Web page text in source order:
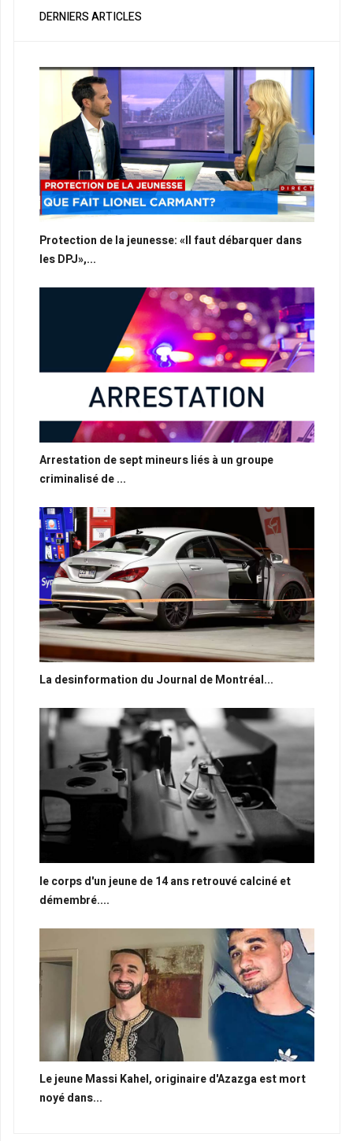
DERNIERS ARTICLES
Protection de la jeunesse: «Il faut débarquer dans
les DPJ»,...
Arrestation de sept mineurs liés à un groupe
criminalisé de ...
La desinformation du Journal de Montréal...
le corps d'un jeune de 14 ans retrouvé calciné et
démembré....
Le jeune Massi Kahel, originaire d'Azazga est mort
noyé dans...